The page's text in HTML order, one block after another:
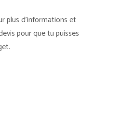
plus d’informations et
pour que tu puisses